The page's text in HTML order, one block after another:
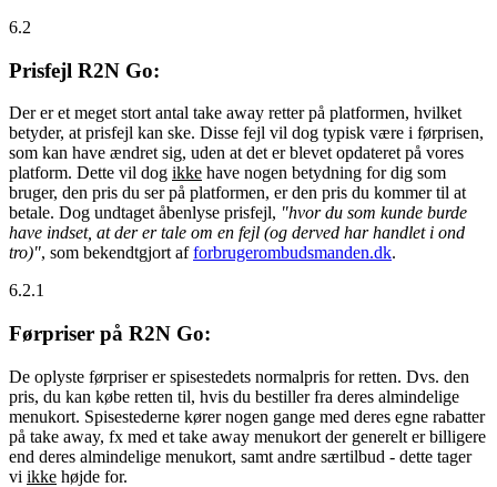
6.2
Prisfejl R2N Go:
Der er et meget stort antal take away retter på platformen, hvilket
betyder, at prisfejl kan ske. Disse fejl vil dog typisk være i førprisen,
som kan have ændret sig, uden at det er blevet opdateret på vores
platform. Dette vil dog ikke have nogen betydning for dig som
bruger, den pris du ser på platformen, er den pris du kommer til at
betale. Dog undtaget åbenlyse prisfejl, "hvor du som kunde burde
have indset, at der er tale om en fejl (og derved har handlet i ond
tro)", som bekendtgjort afforbrugerombudsmanden.dk.
6.2.1
Førpriser på R2N Go:
De oplyste førpriser er spisestedets normalpris for retten. Dvs. den
pris, du kan købe retten til, hvis du bestiller fra deres almindelige
menukort. Spisestederne kører nogen gange med deres egne rabatter
på take away, fx med et take away menukort der generelt er billigere
end deres almindelige menukort, samt andre særtilbud - dette tager
vi ikke højde for.